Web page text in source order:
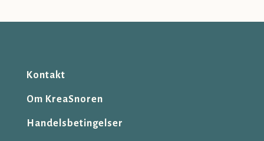
Kontakt
Om KreaSnoren
Handelsbetingelser